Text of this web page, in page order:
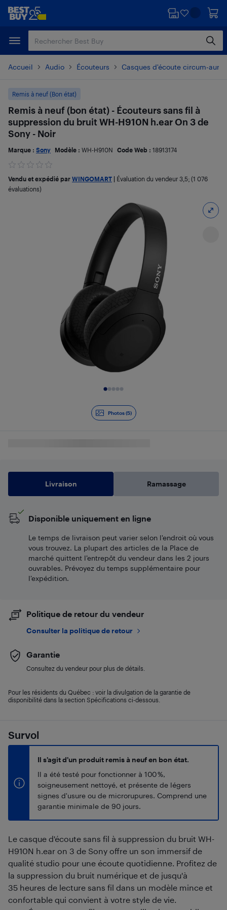
Passer
principal
Passer
Accueil Audio Écouteurs Casques d'écoute circum-
Photos (5)
Survol
Il s’agit d’un produit remis à neuf en bon état.
Il a été testé pour fonctionner à 100 %,
soigneusement nettoyé, et présente de légers
signes d'usure ou de microrupures. Comprend une
garantie minimale de 90 jours.
Le casque d'écoute sans fil à suppression du bruit WH-
H910N h.ear on 3 de Sony offre un son immersif de
qualité studio pour une écoute quotidienne. Profitez de
la suppression du bruit numérique et de jusqu'à
35 heures de lecture sans fil dans un modèle mince et
confortable qui convient à votre style de vie.
Remis à neuf (Bon état)
Remis à neuf (bon état) - Écouteurs sans fil à
suppression du bruit WH-H910N h.ear On 3 de
Sony - Noir
Marque : Sony Modèle : WH-H910N Code Web : 18913174
Vendu et expédié par WINGOMART Évaluation du vendeur 3,5; (1 076
évaluations)
Livraison Ramassage
Disponible uniquement en ligne
Le temps de livraison peut varier selon l'endroit où vous
vous trouvez. La plupart des articles de la Place de
marché quittent l’entrepôt du vendeur dans les 2 jours
ouvrables. Prévoyez du temps supplémentaire pour
l’expédition.
Politique de retour du vendeur
Consulter la politique de retour
Garantie
Consultez du vendeur pour plus de détails.
Pour les résidents du Québec : voir la divulgation de la garantie de
disponibilité dans la section Spécifications ci-dessous.